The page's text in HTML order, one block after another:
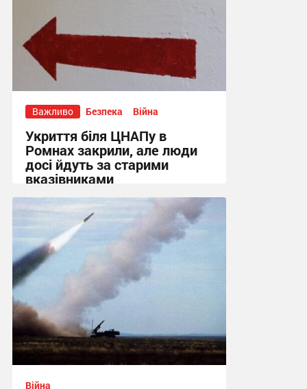
Важливо Безпека Війна
Укриття біля ЦНАПу в
Ромнах закрили, але люди
досі йдуть за старими
вказівниками
10:23, 4.08.2026
Війна